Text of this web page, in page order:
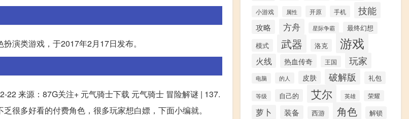
演类游戏，于2017年2月17日发布。
来源：87G关注+ 元气骑士下载 元气骑士 冒险解谜 | 137.
很多好看的付费角色，很多玩家想白嫖，下面小编就。
小游戏 属性 开原 手机 技能
攻略 方舟 星际争霸 最终幻想
模式 武器 洛克 游戏
火线 热血传奇 王国 玩家
电脑 的人 皮肤 破解版 礼包
等级 自己的 艾尔 英雄 荣耀
萝卜 装备 西游 角色 解锁